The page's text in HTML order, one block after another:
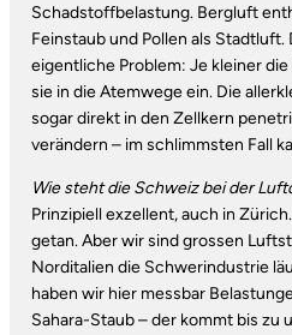
Schadstoffbelastung. Bergluft
Feinstaub und Pollen als Stadtluft.
eigentliche Problem: Je kleiner
sie in die Atemwege ein. Die
sogar direkt in den Zellkern
verändern – im schlimmsten Fall
Wie steht die Schweiz bei der
Prinzipiell exzellent, auch in
getan. Aber wir sind grossen
Norditalien die Schwerindustrie
haben wir hier messbar
Sahara-Staub – der kommt bis zu